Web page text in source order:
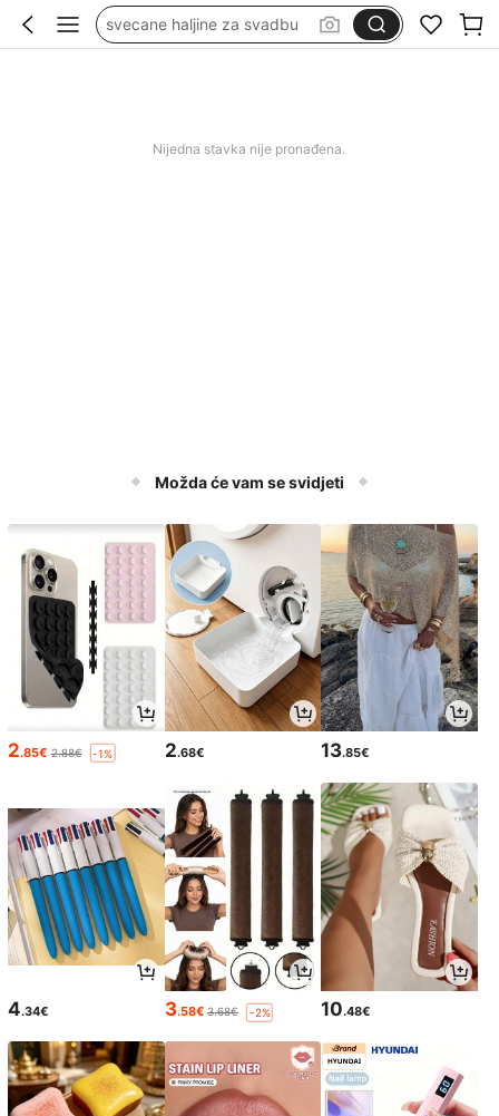
kupaći za žene
Nijedna stavka nije pronađena.
Možda će vam se svidjeti
2.85€ 2.88€ -1% 2.68€ 13.85€
4.34€ 3.58€ 3.68€ -2% 10.48€